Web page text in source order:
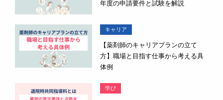
年度の申請要件と試験を解説
キャリア
【薬剤師のキャリアプランの立て
方】職場と目指す仕事から考える具
体例
学び